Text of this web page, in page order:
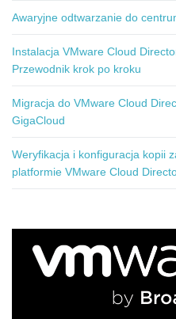
Awaryjne odtwarzanie do
Instalacja VMware Cloud
Przewodnik krok po kroku
Migracja do VMware Cloud
GigaCloud
Weryfikacja i konfiguracja kopii
platformie VMware Cloud